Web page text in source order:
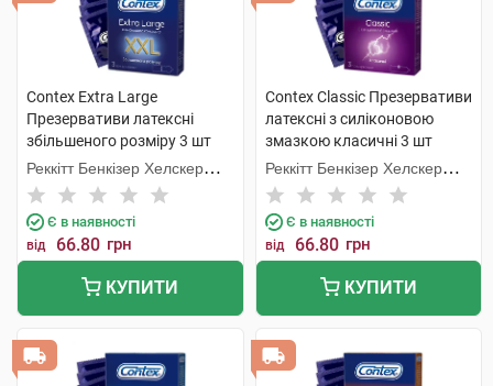
Contex Extra Large
Презервативи латексні
збільшеного розміру 3 шт
Реккітт Бенкізер Хелскер
Мануфектурінг
Є в наявності
від 66.80 грн
КУПИТИ
Contex Classic Презервативи
латексні з силіконовою
змазкою класичні 3 шт
Реккітт Бенкізер Хелскер
Мануфектурінг
Є в наявності
від 66.80 грн
КУПИТИ